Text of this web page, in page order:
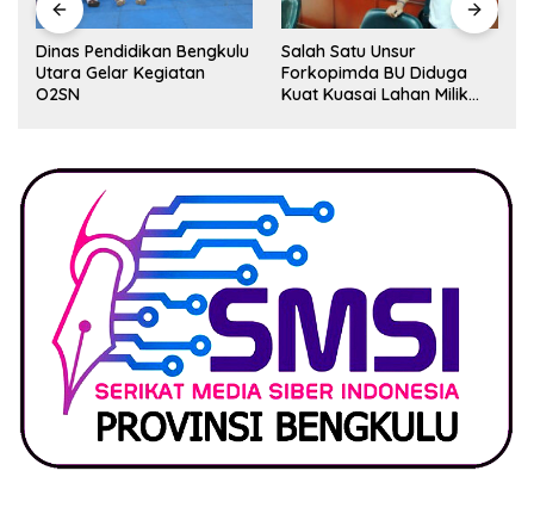
Dinas Pendidikan Bengkulu
Utara Gelar Kegiatan
O2SN
Salah Satu Unsur
Forkopimda BU Diduga
Kuat Kuasai Lahan Milik